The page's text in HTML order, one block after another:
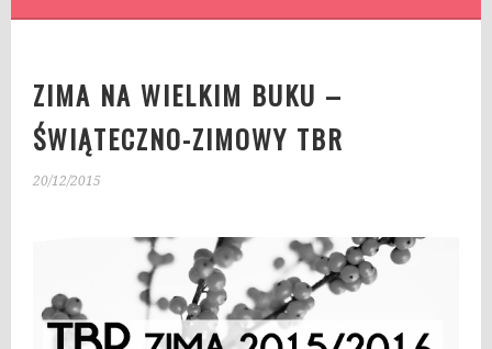
ZIMA NA WIELKIM BUKU –
ŚWIĄTECZNO-ZIMOWY TBR
20/12/2015